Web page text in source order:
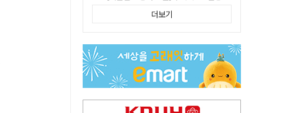
[전통시장 재개발사업] 신천시장 재개발, 준공 후에도 소송전
안동-사가에, "50년 우정 넘어 미래 50년 함께 연다"
[인사]경상북도
"김용민, 흑백논리로 세상 보는 듯" 검찰 내부서 지탄
더보기